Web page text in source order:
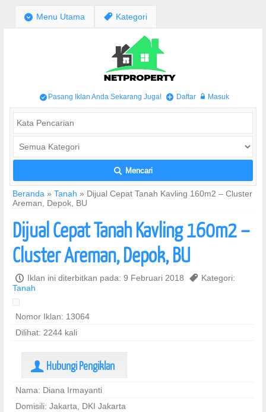
; Menu Utama , Kategori
/ Pasang Iklan Anda Sekarang Juga! + Daftar w Masuk
L Mencari
Beranda » Tanah » Dijual Cepat Tanah Kavling 160m2 – Cluster
Areman, Depok, BU
Dijual Cepat Tanah Kavling 160m2 –
Cluster Areman, Depok, BU
P Iklan ini diterbitkan pada: 9 Februari 2018 , Kategori:
Tanah
Nomor Iklan: 13064
Dilihat: 2244 kali
U Hubungi Pengiklan
Nama: Diana Irmayanti
Domisili: Jakarta, DKI Jakarta